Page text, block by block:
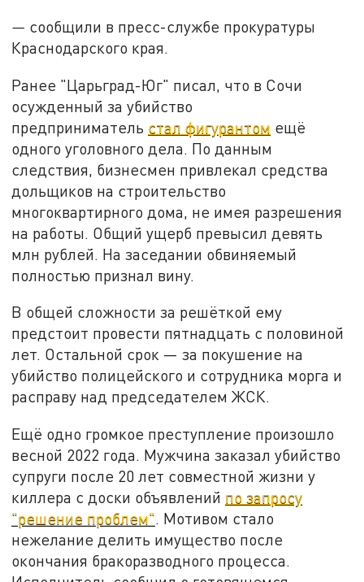
— сообщили в пресс-службе прокуратуры
Краснодарского края.
Ранее "Царьград-Юг" писал, что в Сочи
осужденный за убийство
предприниматель стал фигурантом ещё
одного уголовного дела. По данным
следствия, бизнесмен привлекал средства
дольщиков на строительство
многоквартирного дома, не имея разрешения
на работы. Общий ущерб превысил девять
млн рублей. На заседании обвиняемый
полностью признал вину.
В общей сложности за решёткой ему
предстоит провести пятнадцать с половиной
лет. Остальной срок — за покушение на
убийство полицейского и сотрудника морга и
расправу над председателем ЖСК.
Ещё одно громкое преступление произошло
весной 2022 года. Мужчина заказал убийство
супруги после 20 лет совместной жизни у
киллера с доски объявлений по запросу
"решение проблем". Мотивом стало
нежелание делить имущество после
окончания бракоразводного процесса.